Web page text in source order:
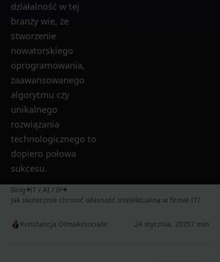
działalność w tej
branży wie, że
stworzenie
nowatorskiego
oprogramowania,
zaawansowanego
algorytmu czy
unikalnego
rozwiązania
technologicznego to
dopiero połowa
sukcesu.
Blog
IT / AI / IP
Jak skutecznie chronić własność intelektualną w firmie IT?
Konstancja OlmaAssociate 24 stycznia, 20257 min